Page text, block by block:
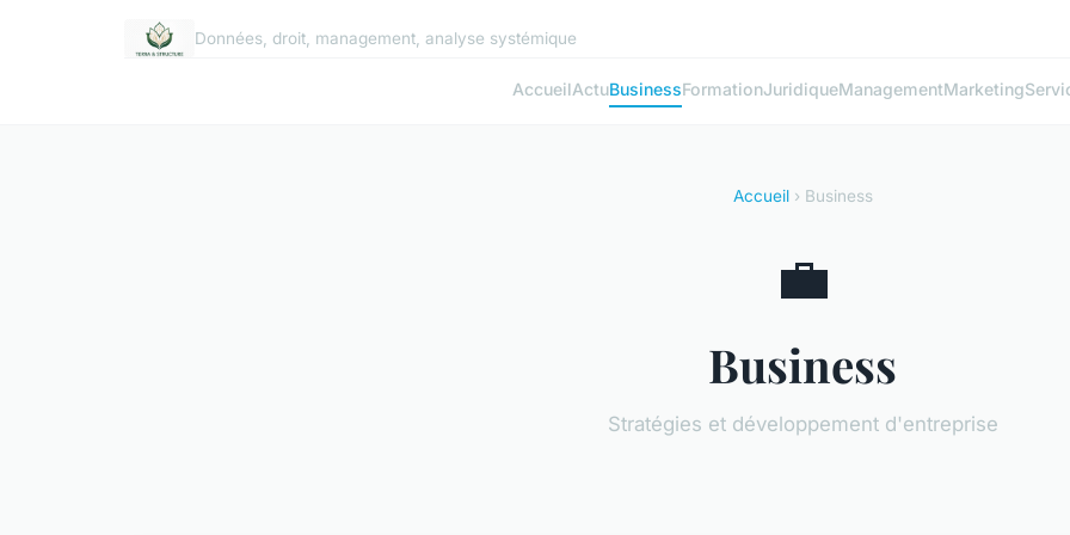
Données, droit, management, analyse systémique
AccueilActuBusinessFormationJuridiqueManagementMarketing
Accueil› Business
💼
Business
Stratégies et développement d'entreprise